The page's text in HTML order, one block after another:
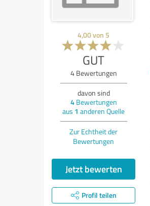
4,00von 5
GUT
4Bewertungen
davon sind
4Bewertungen
aus 1 anderen Quelle
Zur Echtheit der
Bewertungen
Jetzt bewerten
Profil teilen